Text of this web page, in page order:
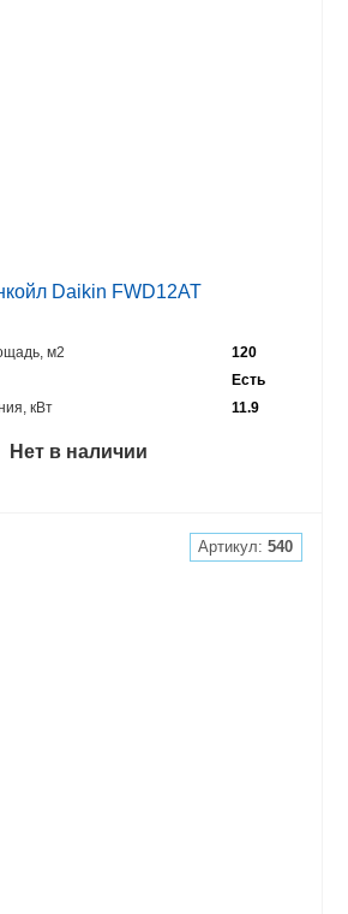
Daikin FWD12AT
м2
120
Есть
кВт
11.9
Нет в наличии
Артикул:540